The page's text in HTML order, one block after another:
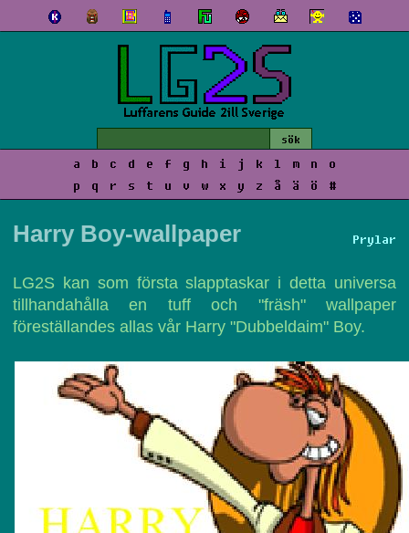
a b c d e f g h i j k l m n
o
p
q r s t u v w x y z å ä ö #
Prylar
Harry Boy-wallpaper
LG2S kan som första slapptaskar i detta universa
tillhandahålla en tuff och "fräsh" wallpaper
föreställandes allas vår Harry "Dubbeldaim" Boy.